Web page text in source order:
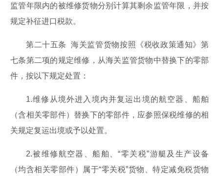
监管年限内的被维修货物分别计算其剩余监管年限，并按
规定补征进口税款。
第二十五条 海关监管货物按照《税收政策通知》第
七条第二项的规定维修，从海关监管货物中替换下的零部
件，按以下规定处置：
1.维修从境外进入境内并复运出境的航空器、船舶
（含相关零部件）替换下的零部件，应参照保税维修的相
关规定复运出境或予以处置。
2.被维修航空器、船舶、“零关税”游艇及生产设备
（均含相关零部件）属于“零关税”货物、特定减免税货物